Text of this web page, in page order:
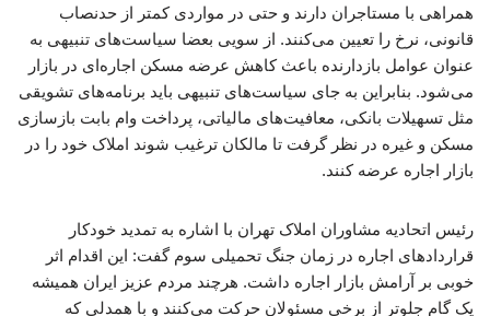
همراهی با مستاجران دارند و حتی در مواردی کمتر از حدنصاب
قانونی، نرخ را تعیین می‌کنند. از سویی بعضا سیاست‌های تنبیهی به
عنوان عوامل بازدارنده باعث کاهش عرضه مسکن اجاره‌ای در بازار
می‌شود. بنابراین به جای سیاست‌های تنبیهی باید برنامه‌های تشویقی
مثل تسهیلات بانکی، معافیت‌های مالیاتی، پرداخت وام بابت بازسازی
مسکن و غیره در نظر گرفت تا مالکان ترغیب شوند املاک خود را در
بازار اجاره عرضه کنند.
رئیس اتحادیه مشاوران املاک تهران با اشاره به تمدید خودکار
قراردادهای اجاره در زمان جنگ تحمیلی سوم گفت: این اقدام اثر
خوبی بر آرامش بازار اجاره داشت. هرچند مردم عزیز ایران همیشه
یک گام جلوتر از برخی مسئولان حرکت می‌کنند و با همدلی که